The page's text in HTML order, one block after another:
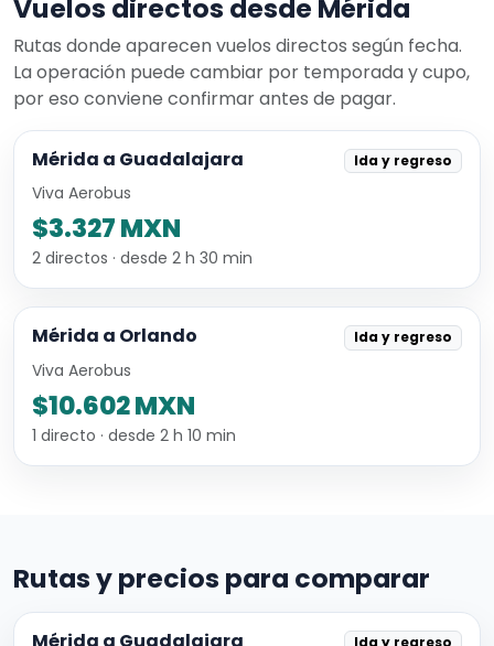
Vuelos directos desde Mérida
Rutas donde aparecen vuelos directos según fecha.
La operación puede cambiar por temporada y cupo,
por eso conviene confirmar antes de pagar.
Mérida a Guadalajara Ida y regreso
Viva Aerobus
$3.327 MXN
2 directos · desde 2 h 30 min
Mérida a Orlando Ida y regreso
Viva Aerobus
$10.602 MXN
1 directo · desde 2 h 10 min
Rutas y precios para comparar
Mérida a Guadalajara Ida y regreso